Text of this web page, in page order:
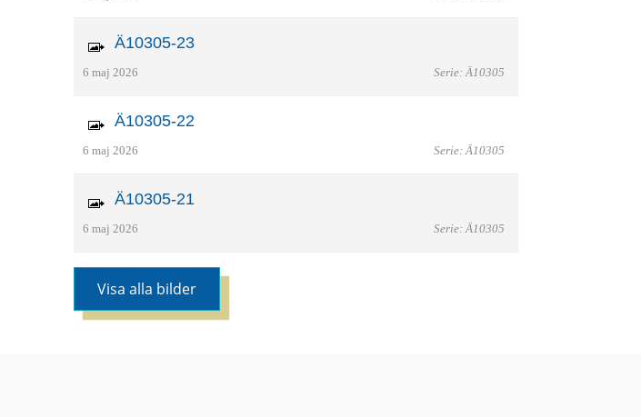
Ä10305-23
6 maj 2026 Serie: Ä10305
Ä10305-22
6 maj 2026 Serie: Ä10305
Ä10305-21
6 maj 2026 Serie: Ä10305
Visa alla bilder